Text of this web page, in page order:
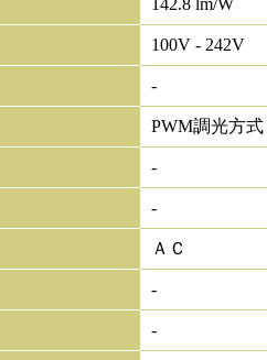
142.8 lm/W
100V - 242V
-
PWM調光方式
-
-
ＡＣ
-
-